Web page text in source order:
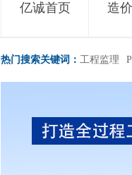
亿诚首页 造
热门搜索关键词： 工程监理